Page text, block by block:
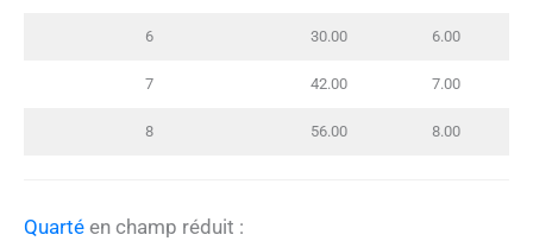
6 30.00 6.00
7 42.00 7.00
8 56.00 8.00
Quarté en champ réduit :